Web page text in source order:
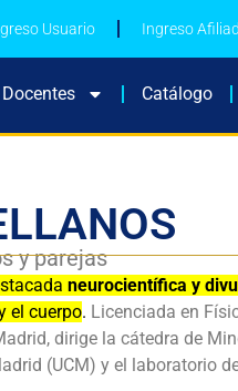
Usuario Ingreso
Docentes Catálogo
y parejas
neurocientífica y
el cuerpo. Licenciada en
dirige la cátedra de
(UCM) y el laboratorio